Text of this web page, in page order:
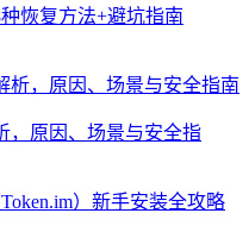
恢复方法+避坑指南
，原因、场景与安全指